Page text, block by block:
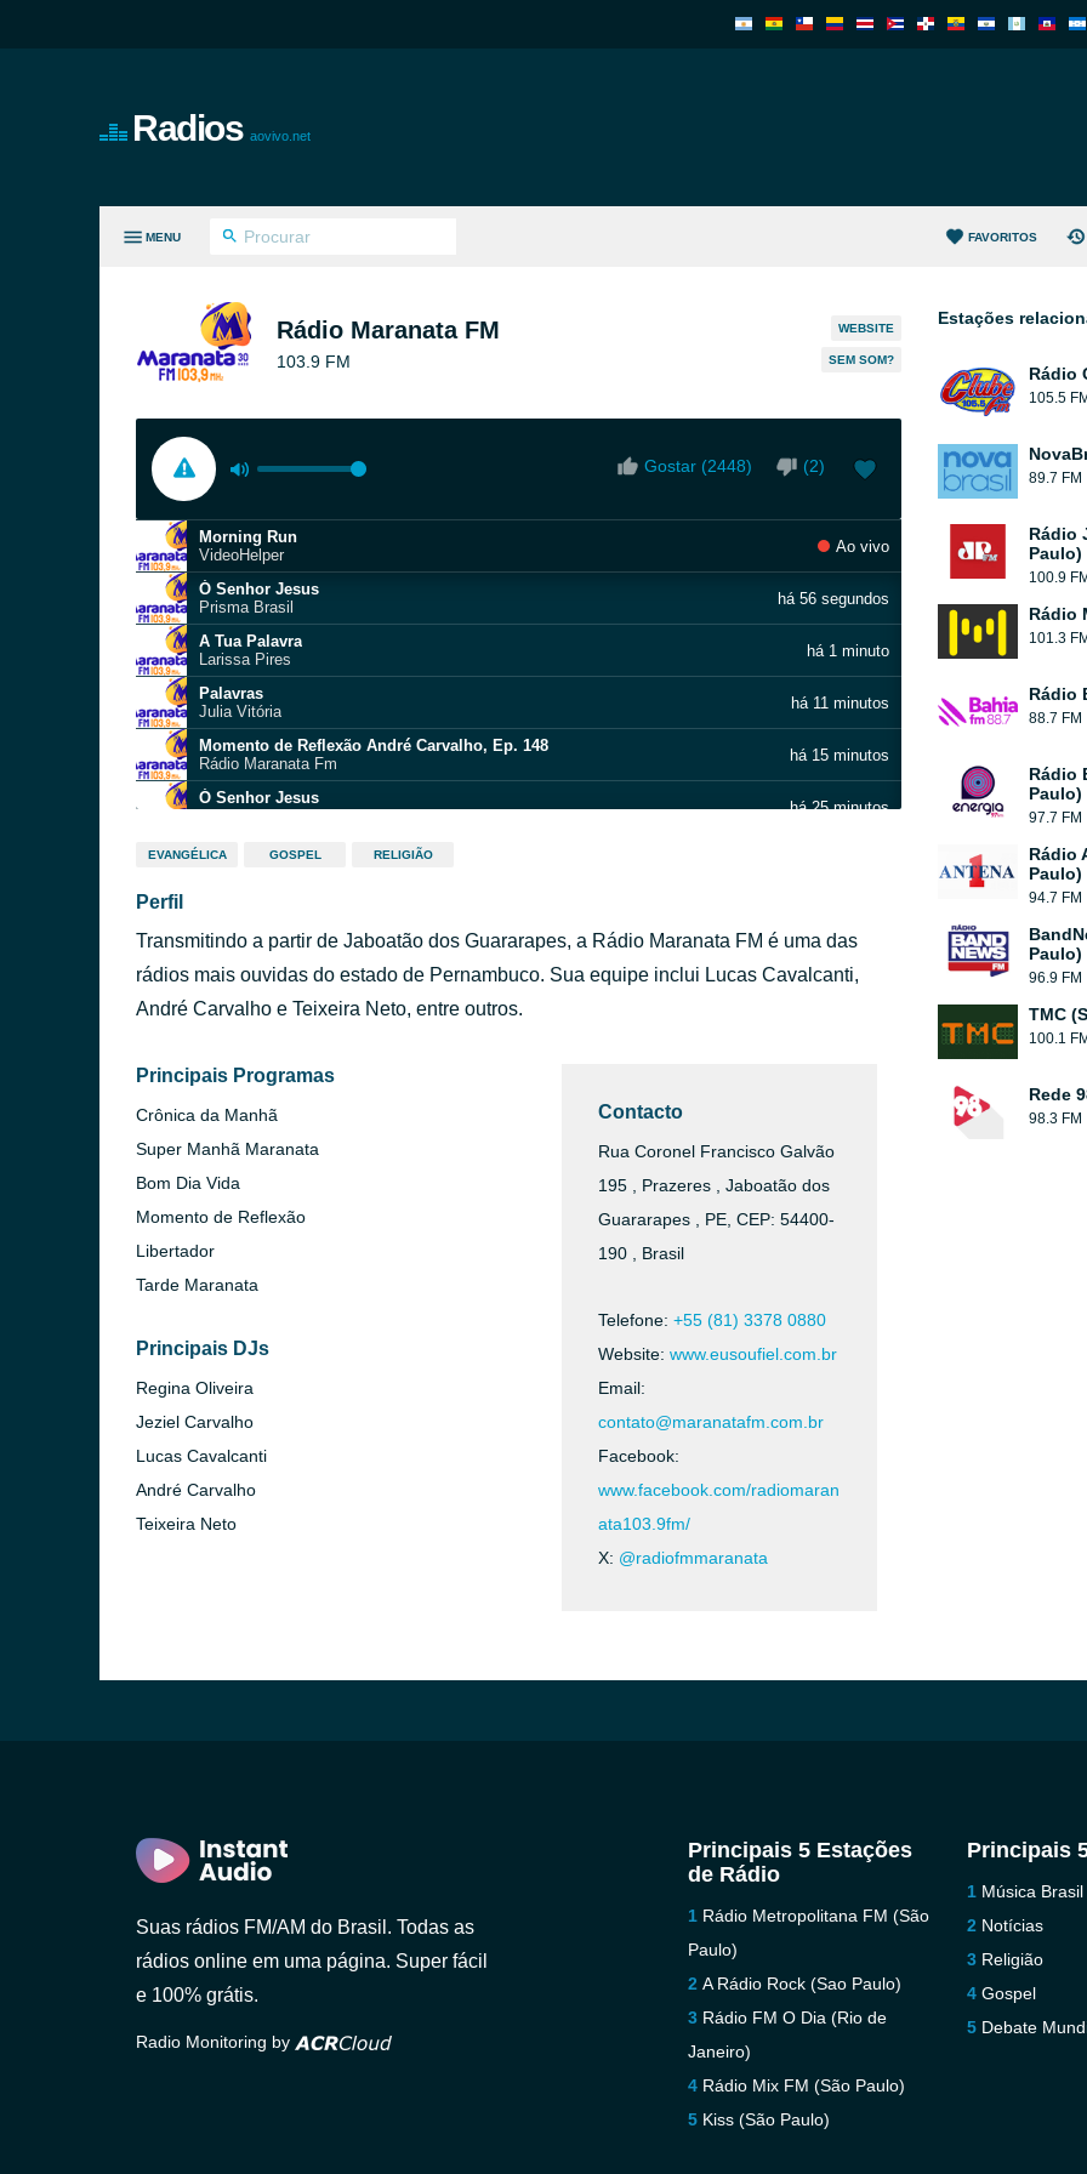
Radios aovivo.net
MENU FAVORITOS
Rádio Maranata FM
103.9 FM
WEBSITE
SEM SOM?
Gostar (2448) (2)
Morning Run
VideoHelper
Ao vivo
Ó Senhor Jesus
Prisma Brasil
há 56 segundos
A Tua Palavra
Larissa Pires
há 1 minuto
Palavras
Julia Vitória
há 11 minutos
Momento de Reflexão André Carvalho, Ep. 148
Rádio Maranata Fm
há 15 minutos
Ó Senhor Jesus
há 25 minutos
É Tudo Sobre Você - Ao Vivo
MAIS QUE VENCEDOR
ozeias de paulaa
há 56 minutos
Instrumental Worship Music
EVANGÉLICA GOSPEL RELIGIÃO
Perfil
Transmitindo a partir de Jaboatão dos Guararapes, a Rádio Maranata FM é uma das
rádios mais ouvidas do estado de Pernambuco. Sua equipe inclui Lucas Cavalcanti,
André Carvalho e Teixeira Neto, entre outros.
Principais Programas
Crônica da Manhã
Super Manhã Maranata
Bom Dia Vida
Momento de Reflexão
Libertador
Tarde Maranata
Principais DJs
Regina Oliveira
Jeziel Carvalho
Lucas Cavalcanti
André Carvalho
Teixeira Neto
Contacto
Rua Coronel Francisco Galvão
195 , Prazeres , Jaboatão dos
Guararapes , PE, CEP: 54400-
190 , Brasil
Telefone: +55 (81) 3378 0880
Website: www.eusoufiel.com.br
Email:
contato@maranatafm.com.br
Facebook:
www.facebook.com/radiomaran
ata103.9fm/
X: @radiofmmaranata
Estações
Rádio
105.5
89.7 FM
Rádio
Paulo)
100.9
Rádio
101.3
Rádio
88.7 FM
Rádio
Paulo)
97.7 FM
Rádio
Paulo)
94.7 FM
Paulo)
96.9 FM
TMC
100.1
Rede
98.3 FM
Suas rádios FM/AM do Brasil. Todas as
rádios online em uma página. Super fácil
e 100% grátis.
Radio Monitoring by
Principais 5 Estações
de Rádio
Rádio Metropolitana FM (São
Paulo)
A Rádio Rock (Sao Paulo)
Rádio FM O Dia (Rio de
Janeiro)
Rádio Mix FM (São Paulo)
Kiss (São Paulo)
Principais
Música Brasil
Notícias
Religião
Gospel
Debate